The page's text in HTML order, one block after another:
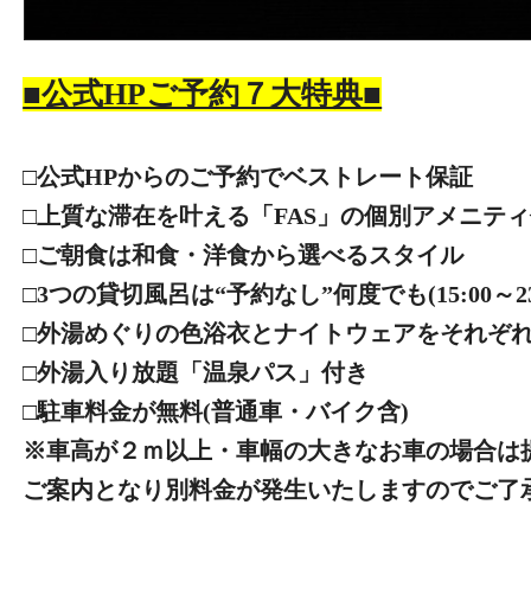
■公式HPご予約７大特典■
□公式HPからのご予約でベストレート保証
□上質な滞在を叶える「FAS」の個別アメニテ
□ご朝食は和食・洋食から選べるスタイル
□3つの貸切風呂は“予約なし”何度でも(15:00～
□外湯めぐりの色浴衣とナイトウェアをそれぞ
□外湯入り放題「温泉パス」付き
□駐車料金が無料(普通車・バイク含)
※車高が２ｍ以上・車幅の大きなお車の場合は
ご案内となり別料金が発生いたしますのでご了